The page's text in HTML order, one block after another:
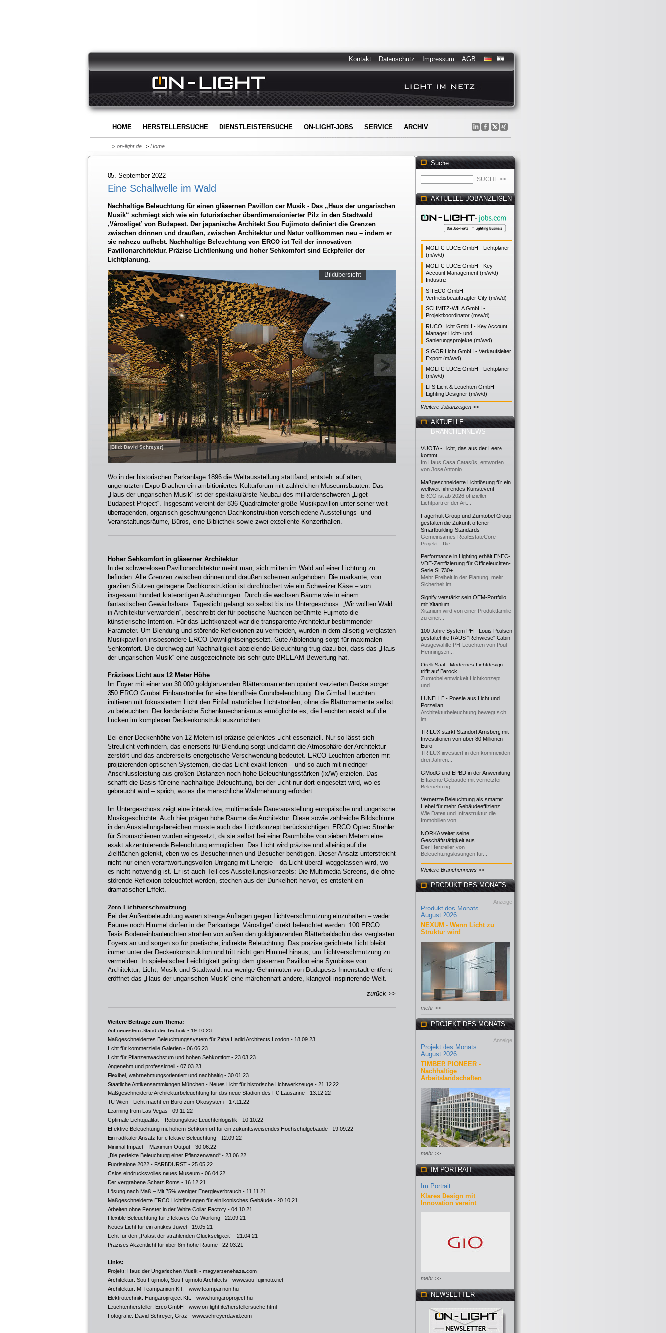
Kontakt Datenschutz Impressum AGB
HOME HERSTELLERSUCHE DIENSTLEISTERSUCHE ON-LIGHT-JOBS SERVICE ARCHIV
> on-light.de > Home
05. September 2022
Eine Schallwelle im Wald
Nachhaltige Beleuchtung für einen gläsernen Pavillon der Musik - Das „Haus der ungarischen
Musik“ schmiegt sich wie ein futuristischer überdimensionierter Pilz in den Stadtwald
‚Városliget’ von Budapest. Der japanische Architekt Sou Fujimoto definiert die Grenzen
zwischen drinnen und draußen, zwischen Architektur und Natur vollkommen neu – indem er
sie nahezu aufhebt. Nachhaltige Beleuchtung von ERCO ist Teil der innovativen
Pavillonarchitektur. Präzise Lichtlenkung und hoher Sehkomfort sind Eckpfeiler der
Lichtplanung.
[Bild: David Schreyer]
Bildübersicht
Wo in der historischen Parkanlage 1896 die Weltausstellung stattfand, entsteht auf alten,
ungenutzten Expo-Brachen ein ambitioniertes Kulturforum mit zahlreichen Museumsbauten. Das
„Haus der ungarischen Musik“ ist der spektakulärste Neubau des milliardenschweren „Liget
Budapest Project“. Insgesamt vereint der 836 Quadratmeter große Musikpavillon unter seiner weit
überragenden, organisch geschwungenen Dachkonstruktion verschiedene Ausstellungs- und
Veranstaltungsräume, Büros, eine Bibliothek sowie zwei exzellente Konzerthallen.
Hoher Sehkomfort in gläserner Architektur
In der schwerelosen Pavillonarchitektur meint man, sich mitten im Wald auf einer Lichtung zu
befinden. Alle Grenzen zwischen drinnen und draußen scheinen aufgehoben. Die markante, von
grazilen Stützen getragene Dachkonstruktion ist durchlöchert wie ein Schweizer Käse – von
insgesamt hundert kraterartigen Aushöhlungen. Durch die wachsen Bäume wie in einem
fantastischen Gewächshaus. Tageslicht gelangt so selbst bis ins Untergeschoss. „Wir wollten Wald
in Architektur verwandeln“, beschreibt der für poetische Nuancen berühmte Fujimoto die
künstlerische Intention. Für das Lichtkonzept war die transparente Architektur bestimmender
Parameter. Um Blendung und störende Reflexionen zu vermeiden, wurden in dem allseitig verglasten
Musikpavillon insbesondere ERCO Downlightseingesetzt. Gute Abblendung sorgt für maximalen
Sehkomfort. Die durchweg auf Nachhaltigkeit abzielende Beleuchtung trug dazu bei, dass das „Haus
der ungarischen Musik“ eine ausgezeichnete bis sehr gute BREEAM-Bewertung hat.
Präzises Licht aus 12 Meter Höhe
Im Foyer mit einer von 30.000 goldglänzenden Blätterornamenten opulent verzierten Decke sorgen
350 ERCO Gimbal Einbaustrahler für eine blendfreie Grundbeleuchtung: Die Gimbal Leuchten
imitieren mit fokussiertem Licht den Einfall natürlicher Lichtstrahlen, ohne die Blattornamente selbst
zu beleuchten. Der kardanische Schenkmechanismus ermöglichte es, die Leuchten exakt auf die
Lücken im komplexen Deckenkonstrukt auszurichten.
Bei einer Deckenhöhe von 12 Metern ist präzise gelenktes Licht essenziell. Nur so lässt sich
Streulicht verhindern, das einerseits für Blendung sorgt und damit die Atmosphäre der Architektur
zerstört und das andererseits energetische Verschwendung bedeutet. ERCO Leuchten arbeiten mit
projizierenden optischen Systemen, die das Licht exakt lenken – und so auch mit niedriger
Anschlussleistung aus großen Distanzen noch hohe Beleuchtungsstärken (lx/W) erzielen. Das
schafft die Basis für eine nachhaltige Beleuchtung, bei der Licht nur dort eingesetzt wird, wo es
gebraucht wird – sprich, wo es die menschliche Wahrnehmung erfordert.
Im Untergeschoss zeigt eine interaktive, multimediale Dauerausstellung europäische und ungarische
Musikgeschichte. Auch hier prägen hohe Räume die Architektur. Diese sowie zahlreiche Bildschirme
in den Ausstellungsbereichen musste auch das Lichtkonzept berücksichtigen. ERCO Optec Strahler
für Stromschienen wurden eingesetzt, da sie selbst bei einer Raumhöhe von sieben Metern eine
exakt akzentuierende Beleuchtung ermöglichen. Das Licht wird präzise und alleinig auf die
Zielflächen gelenkt, eben wo es Besucherinnen und Besucher benötigen. Dieser Ansatz unterstreicht
nicht nur einen verantwortungsvollen Umgang mit Energie – da Licht überall weggelassen wird, wo
es nicht notwendig ist. Er ist auch Teil des Ausstellungskonzepts: Die Multimedia-Screens, die ohne
störende Reflexion beleuchtet werden, stechen aus der Dunkelheit hervor, es entsteht ein
dramatischer Effekt.
Zero Lichtverschmutzung
Bei der Außenbeleuchtung waren strenge Auflagen gegen Lichtverschmutzung einzuhalten – weder
Bäume noch Himmel dürfen in der Parkanlage ‚Városliget’ direkt beleuchtet werden. 100 ERCO
Tesis Bodeneinbauleuchten strahlen von außen den goldglänzenden Blätterbaldachin des verglasten
Foyers an und sorgen so für poetische, indirekte Beleuchtung. Das präzise gerichtete Licht bleibt
immer unter der Deckenkonstruktion und tritt nicht gen Himmel hinaus, um Lichtverschmutzung zu
vermeiden. In spielerischer Leichtigkeit gelingt dem gläsernen Pavillon eine Symbiose von
Architektur, Licht, Musik und Stadtwald: nur wenige Gehminuten von Budapests Innenstadt entfernt
eröffnet das „Haus der ungarischen Musik“ eine märchenhaft andere, klangvoll inspirierende Welt.
zurück >>
Weitere Beiträge zum Thema:
Auf neuestem Stand der Technik - 19.10.23
Maßgeschneidertes Beleuchtungssystem für Zaha Hadid Architects London - 18.09.23
Licht für kommerzielle Galerien - 06.06.23
Licht für Pflanzenwachstum und hohen Sehkomfort - 23.03.23
Angenehm und professionell - 07.03.23
Flexibel, wahrnehmungsorientiert und nachhaltig - 30.01.23
Staatliche Antikensammlungen München - Neues Licht für historische Lichtwerkzeuge - 21.12.22
Maßgeschneiderte Architekturbeleuchtung für das neue Stadion des FC Lausanne - 13.12.22
TU Wien - Licht macht ein Büro zum Ökosystem - 17.11.22
Learning from Las Vegas - 09.11.22
Optimale Lichtqualität – Reibungslose Leuchtenlogistik - 10.10.22
Effektive Beleuchtung mit hohem Sehkomfort für ein zukunftsweisendes Hochschulgebäude - 19.09.22
Ein radikaler Ansatz für effektive Beleuchtung - 12.09.22
Minimal Impact – Maximum Output - 30.06.22
„Die perfekte Beleuchtung einer Pflanzenwand“ - 23.06.22
Fuorisalone 2022 - FARBDURST - 25.05.22
Oslos eindrucksvolles neues Museum - 06.04.22
Der vergrabene Schatz Roms - 16.12.21
Lösung nach Maß – Mit 75% weniger Energieverbrauch - 11.11.21
Maßgeschneiderte ERCO Lichtlösungen für ein ikonisches Gebäude - 20.10.21
Arbeiten ohne Fenster in der White Collar Factory - 04.10.21
Flexible Beleuchtung für effektives Co-Working - 22.09.21
Neues Licht für ein antikes Juwel - 19.05.21
Licht für den „Palast der strahlenden Glückseligkeit“ - 21.04.21
Präzises Akzentlicht für über 8m hohe Räume - 22.03.21
Links:
Projekt: Haus der Ungarischen Musik - magyarzenehaza.com
Architektur: Sou Fujimoto, Sou Fujimoto Architects - www.sou-fujimoto.net
Architektur: M-Teampannon Kft. - www.teampannon.hu
Elektrotechnik: Hungaroproject Kft. - www.hungaroproject.hu
Leuchtenhersteller: Erco GmbH - www.on-light.de/herstellersuche.html
Fotografie: David Schreyer, Graz - www.schreyerdavid.com
Suche
AKTUELLE JOBANZEIGEN
MOLTO LUCE GmbH - Lichtplaner
(m/w/d)
MOLTO LUCE GmbH - Key
Account Management (m/w/d)
Industrie
SITECO GmbH -
Vertriebsbeauftragter City (m/w/d)
SCHMITZ-WILA GmbH -
Projektkoordinator (m/w/d)
RUCO Licht GmbH - Key Account
Manager Licht- und
Sanierungsprojekte (m/w/d)
SIGOR Licht GmbH - Verkaufsleiter
Export (m/w/d)
MOLTO LUCE GmbH - Lichtplaner
(m/w/d)
LTS Licht & Leuchten GmbH -
Lighting Designer (m/w/d)
Weitere Jobanzeigen >>
AKTUELLE
BRANCHENNEWS
VUOTA - Licht, das aus der Leere
kommt
Im Haus Casa Catasüs, entworfen
von Jose Antonio...
Maßgeschneiderte Lichtlösung für ein
weltweit führendes Kunstevent
ERCO ist ab 2026 offizieller
Lichtpartner der Art...
Fagerhult Group und Zumtobel Group
gestalten die Zukunft offener
Smartbuilding-Standards
Gemeinsames RealEstateCore-
Projekt - Die...
Performance in Lighting erhält ENEC-
VDE-Zertifizierung für Officeleuchten-
Serie SL730+
Mehr Freiheit in der Planung, mehr
Sicherheit im...
Signify verstärkt sein OEM-Portfolio
mit Xitanium
Xitanium wird von einer Produktfamilie
zu einer...
100 Jahre System PH - Louis Poulsen
gestaltet die RAUS "Rehwiese" Cabin
Ausgewählte PH-Leuchten von Poul
Henningsen...
Orelli Saal - Modernes Lichtdesign
trifft auf Barock
Zumtobel entwickelt Lichtkonzept
und...
LUNELLE - Poesie aus Licht und
Porzellan
Architekturbeleuchtung bewegt sich
im...
TRILUX stärkt Standort Arnsberg mit
Investitionen von über 80 Millionen
Euro
TRILUX investiert in den kommenden
drei Jahren...
GModG und EPBD in der Anwendung
Effiziente Gebäude mit vernetzter
Beleuchtung -...
Vernetzte Beleuchtung als smarter
Hebel für mehr Gebäudeeffizienz
Wie Daten und Infrastruktur die
Immobilien von...
NORKA weitet seine
Geschäftstätigkeit aus
Der Hersteller von
Beleuchtungslösungen für...
Weitere Branchennews >>
PRODUKT DES MONATS
Anzeige
Produkt des Monats
August 2026
NEXUM - Wenn Licht zu
Struktur wird
mehr >>
PROJEKT DES MONATS
Anzeige
Projekt des Monats
August 2026
TIMBER PIONEER -
Nachhaltige
Arbeitslandschaften
mehr >>
IM PORTRAIT
Im Portrait
Klares Design mit
Innovation vereint
mehr >>
NEWSLETTER